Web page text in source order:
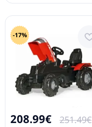
-17%
208.99€ 251.49€